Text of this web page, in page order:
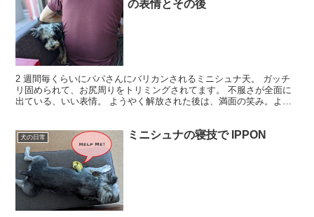
の表情とその後
2 週間毎くらいにパパさんにバリカンされるミニシュナ天。 ガッチ
リ固められて、お尻周りをトリミングされてます。 不服さが全面に
出ている、いい表情。 ようやく解放された後は、満面の笑み。よく
犬の日常 ミニシュナの寝技で IPPON